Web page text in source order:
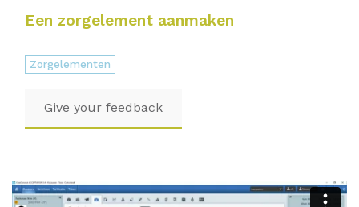
Een zorgelement aanmaken
Zorgelementen
Give your feedback